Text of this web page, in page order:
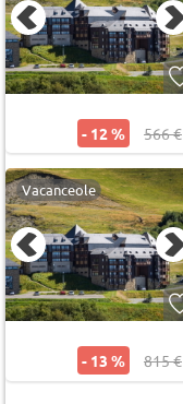
- 12 % 566 €
Vacanceole
- 13 % 815 €